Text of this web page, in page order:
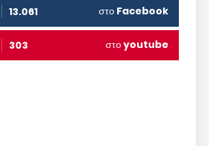
13.061 στο Facebook
303 στοyoutube